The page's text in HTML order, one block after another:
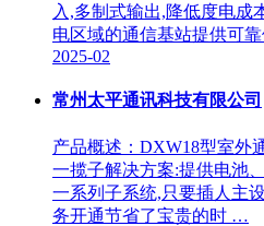
入,多制式输出,降低度电成
电区域的通信基站提供可靠
2025-02
常州太平通讯科技有限公司
产品概述：DXW18型室外
一揽子解决方案:提供电池
一系列子系统,只要插人主
务开通节省了宝贵的时 …